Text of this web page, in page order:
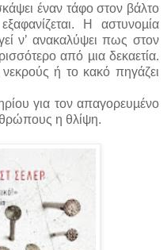
έναν τάφο στον βάλτο
Η αστυνοµία
ν’ ανακαλύψει πως στον
από µια δεκαετία.
ή το κακό πηγάζει
για τον απαγορευµένο
η θλίψη.